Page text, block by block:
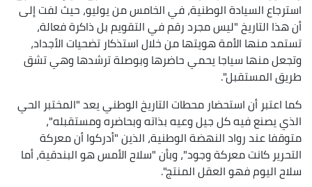
استرجاع السيادة الوطنية، في الخامس من يوليو، حيث لفت إلى
أن هذا التاريخ "ليس مجرد رقم في التقويم بل ذاكرة فعالة،
تستمد منها الأمة هويتها من خلال استذكار تضحيات الأجداد،
وتجعل منها سياجا يحمي حاضرها وبوصلة ترشدها وهي تشق
طريق المستقبل".
كما اعتبر أن استحضار محطات التاريخ الوطني يعد "المختبر الحي
الذي يصنع فيه كل جيل وعيه بذاته وبحاضره ومستقبله"،
متوقفا عند رواد النهضة الوطنية، الذين "أدركوا أن معركة
التحرير كانت معركة وجود"، وبأن "سلاح الأمس هو البندقية، أما
سلاح اليوم فهو العقل المنتج".